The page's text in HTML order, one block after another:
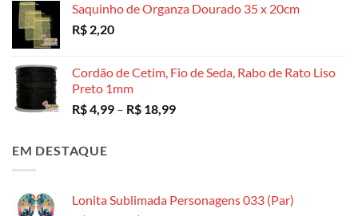
preço:
Saquinho de Organza Dourado 35 x 20cm
R$ 2,20
Cordão de Cetim, Fio de Seda, Rabo de Rato Liso
Preto 1mm
R$4,99 – R$ 18,99Faixa
EM DESTAQUE
Lonita Sublimada Personagens 033 (Par)